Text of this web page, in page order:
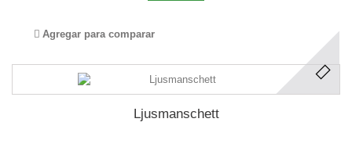
Agregar para comparar
Ljusmanschett